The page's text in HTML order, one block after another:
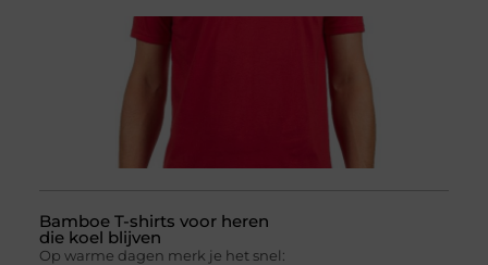
Bamboe T-shirts voor heren
die koel blijven
Op warme dagen merk je het snel: